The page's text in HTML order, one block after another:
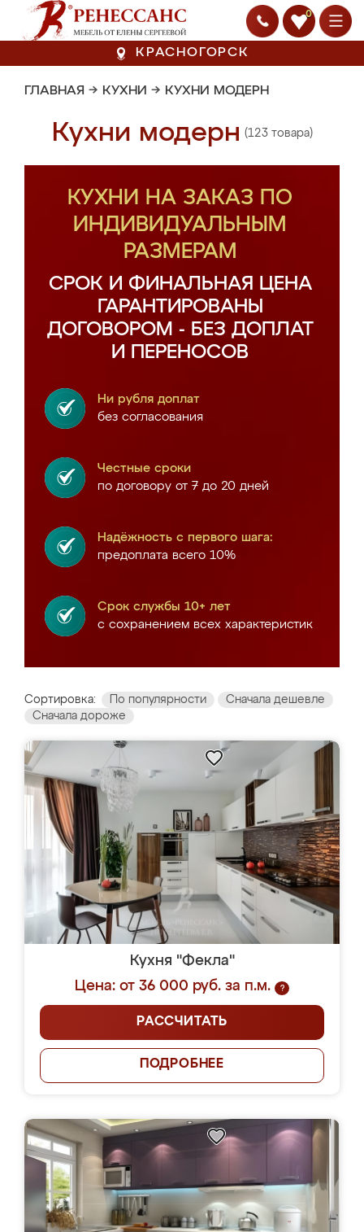
0
КРАСНОГОРСК
ГЛАВНАЯ → КУХНИ → КУХНИ МОДЕРН
Кухни модерн (123 товара)
КУХНИ НА ЗАКАЗ ПО
ИНДИВИДУАЛЬНЫМ
РАЗМЕРАМ
СРОК И ФИНАЛЬНАЯ ЦЕНА
ГАРАНТИРОВАНЫ
ДОГОВОРОМ - БЕЗ ДОПЛАТ
И ПЕРЕНОСОВ
Ни рубля доплат
без согласования
Честные сроки
по договору от 7 до 20 дней
Надёжность с первого шага:
предоплата всего 10%
Срок службы 10+ лет
с сохранением всех характеристик
Сортировка: По популярности
Сначала дешевле
Сначала дороже
Кухня "Фекла"
Цена: от 36 000 руб. за п.м.
?
РАССЧИТАТЬ
ПОДРОБНЕЕ